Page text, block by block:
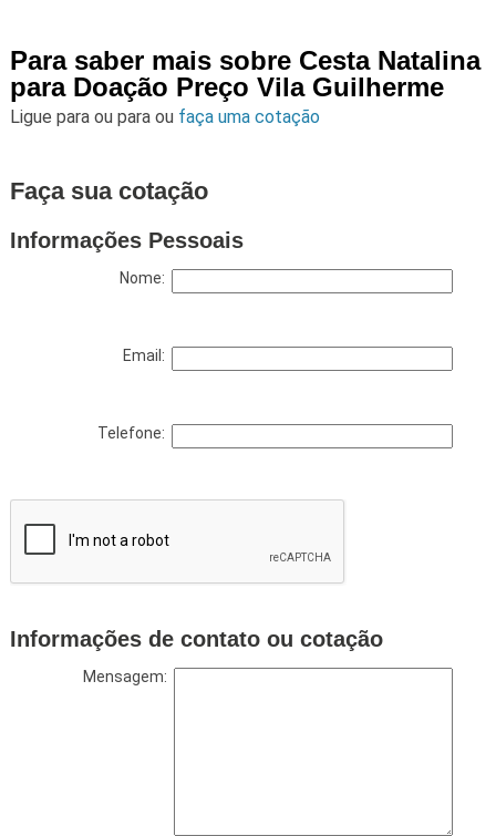
Para saber mais sobre Cesta Natalina
para Doação Preço Vila Guilherme
Ligue para ou para ou faça uma cotação
Faça sua cotação
Informações Pessoais
Nome:
Email:
Telefone:
Informações de contato ou cotação
Mensagem: